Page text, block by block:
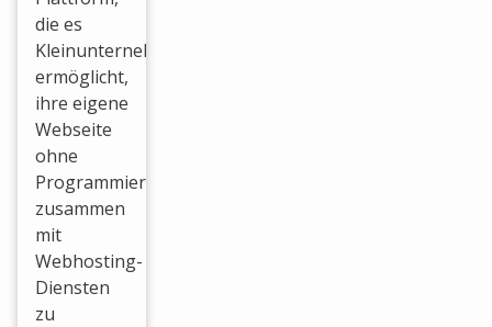
die es
Kleinunternehmern
ermöglicht,
ihre eigene
Webseite
ohne
Programmierkenntnisse
zusammen
mit
Webhosting-
Diensten
zu